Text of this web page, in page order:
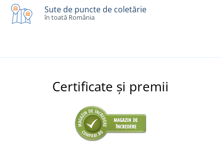
Sute de puncte de coletărie
în toată România
Certificate și premii